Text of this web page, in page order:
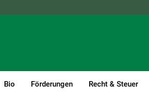
Bio Förderungen Recht & Steuer